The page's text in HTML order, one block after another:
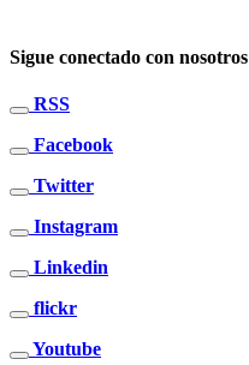
Sigue conectado con nosotros
RSS
Facebook
Twitter
Instagram
Linkedin
flickr
Youtube